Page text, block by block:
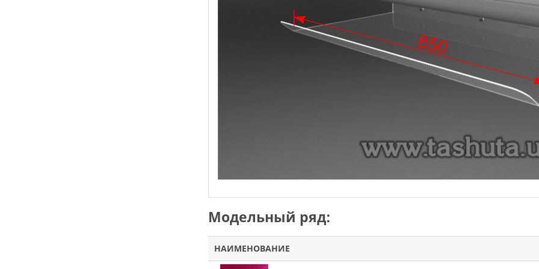
Модельный ряд:
НАИМЕНОВАНИЕ